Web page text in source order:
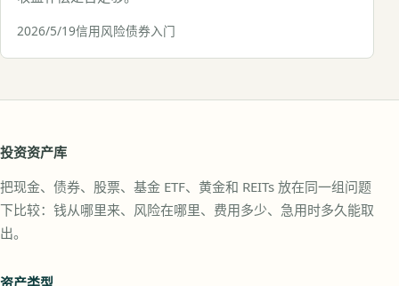
2026/5/19信用风险债券入门
投资资产库
把现金、债券、股票、基金 ETF、黄金和 REITs 放在同一组问题
下比较：钱从哪里来、风险在哪里、费用多少、急用时多久能取
出。
资产类型